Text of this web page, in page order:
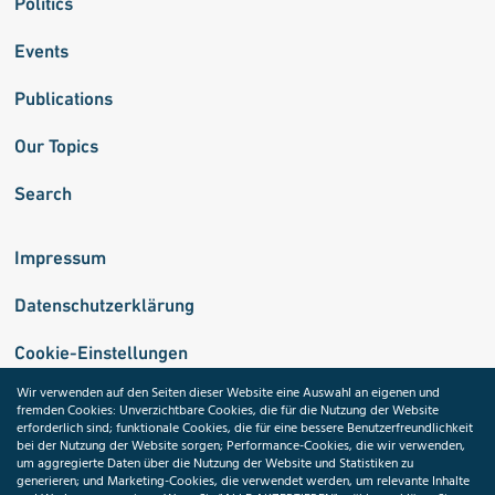
Events
Publications
Our Topics
Search
Impressum
Datenschutzerklärung
Cookie-Einstellungen
Medizininformatik-Initiative
Wir verwenden auf den Seiten dieser Website eine Auswahl an eigenen und
fremden Cookies: Unverzichtbare Cookies, die für die Nutzung der Website
erforderlich sind; funktionale Cookies, die für eine bessere Benutzerfreundlichkeit
bei der Nutzung der Website sorgen; Performance-Cookies, die wir verwenden,
um aggregierte Daten über die Nutzung der Website und Statistiken zu
generieren; und Marketing-Cookies, die verwendet werden, um relevante Inhalte